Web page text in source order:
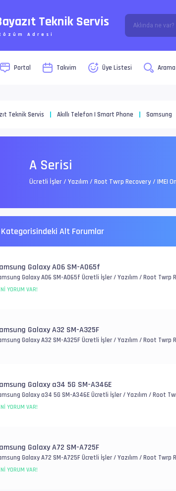
Teknik Servis
Adresi
Portal Takvim Üye Listesi Arama
Teknik Servis Akıllı Telefon | Smart Phone Samsung
A Serisi
Ücretli İşler / Yazılım / Root Twrp Recovery / IMEI
Alt Forumlar
Galaxy A06 SM-A065f
Galaxy A06 SM-A065f Ücretli İşler / Yazılım / Root Twrp
Donanım Sorunlar
YORUM VAR!
Galaxy A32 SM-A325F
Galaxy A32 SM-A325F Ücretli İşler / Yazılım / Root Twrp
Galaxy a34 5G SM-A346E
Galaxy a34 5G SM-A346E Ücretli İşler / Yazılım / Root
/ Genel Donanım Sorunlar
YORUM VAR!
Galaxy A72 SM-A725F
Galaxy A72 SM-A725F Ücretli İşler / Yazılım / Root Twrp
Donanım Sorunlar
YORUM VAR!